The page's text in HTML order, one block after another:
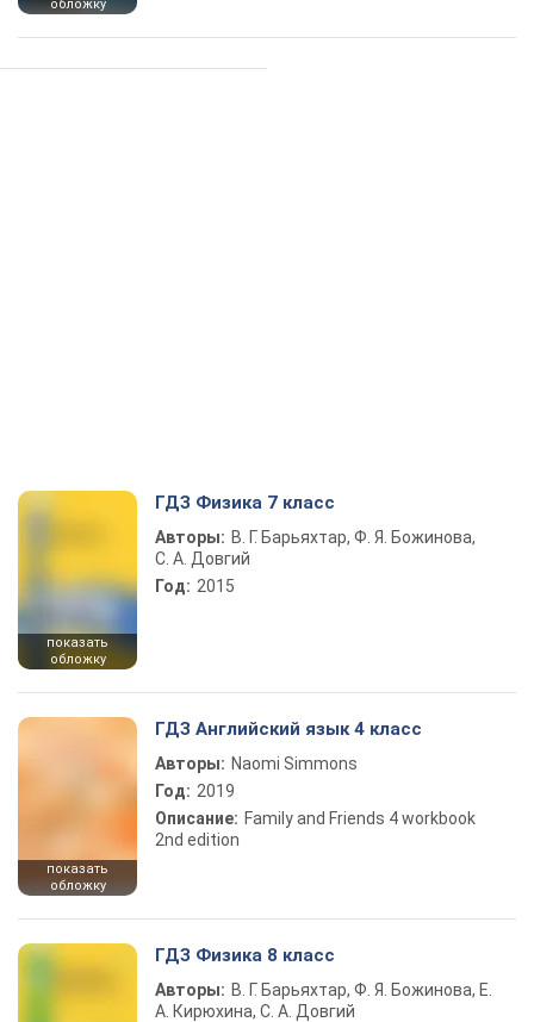
обложку
показать
обложку
ГДЗ Физика 7 класс
Авторы: В. Г. Барьяхтар, Ф. Я. Божинова,
С. А. Довгий
Год: 2015
показать
обложку
ГДЗ Английский язык 4 класс
Авторы: Naomi Simmons
Год: 2019
Описание: Family and Friends 4 workbook
2nd edition
ГДЗ Физика 8 класс
Авторы: В. Г. Барьяхтар, Ф. Я. Божинова, Е.
А. Кирюхина, С. А. Довгий